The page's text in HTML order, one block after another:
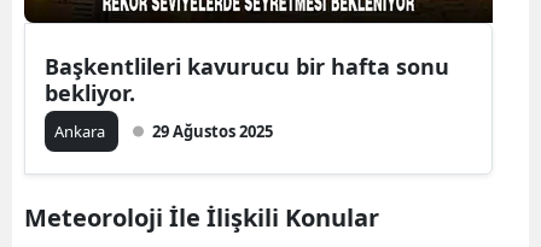
Başkentlileri kavurucu bir hafta sonu
bekliyor.
Ankara 29 Ağustos 2025
Meteoroloji İle İlişkili Konular